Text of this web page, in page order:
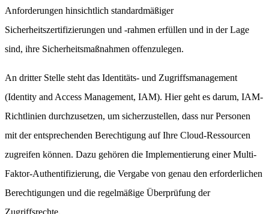
Anforderungen hinsichtlich standardmäßiger
Sicherheitszertifizierungen und -rahmen erfüllen und in der Lage
sind, ihre Sicherheitsmaßnahmen offenzulegen.
An dritter Stelle steht das Identitäts- und Zugriffsmanagement
(Identity and Access Management, IAM). Hier geht es darum, IAM-
Richtlinien durchzusetzen, um sicherzustellen, dass nur Personen
mit der entsprechenden Berechtigung auf Ihre Cloud-Ressourcen
zugreifen können. Dazu gehören die Implementierung einer Multi-
Faktor-Authentifizierung, die Vergabe von genau den erforderlichen
Berechtigungen und die regelmäßige Überprüfung der